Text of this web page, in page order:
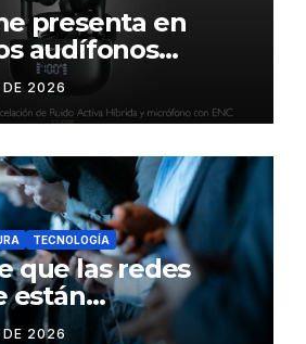
presenta en
audífonos
sonido
y control táctil
DE 2026
TECNOLOGÍA
que las redes
están
DE 2026